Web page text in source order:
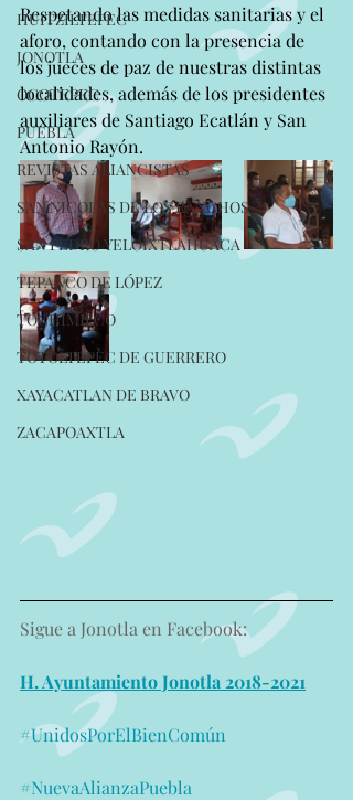
HUITZILTEPEC
JONOTLA
OCOTEPEC
PUEBLA
REVISTAS ALIANCISTAS
SAN NICOLAS DE LOS RANCHOS
SAN PEDRO YELOIXTLAHUACA
TEPANCO DE LÓPEZ
TOCHIMILCO
TOTOLTEPEC DE GUERRERO
XAYACATLAN DE BRAVO
ZACAPOAXTLA
Respetando las medidas sanitarias y el
aforo, contando con la presencia de
los jueces de paz de nuestras distintas
localidades, además de los presidentes
auxiliares de Santiago Ecatlán y San
Antonio Rayón.
Sigue a Jonotla en Facebook:
H. Ayuntamiento Jonotla 2018-2021
#UnidosPorElBienComún
#NuevaAlianzaPuebla